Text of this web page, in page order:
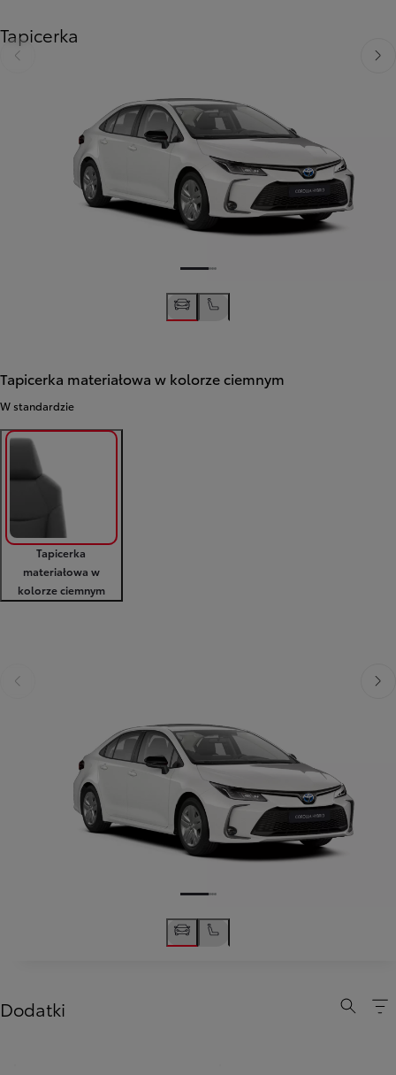
Tapicerka
Poprzedni
Tapicerka materiałowa w kolorze ciemnym
W standardzie
Tapicerka
materiałowa w
kolorze ciemnym
Poprzedni
Dodatki